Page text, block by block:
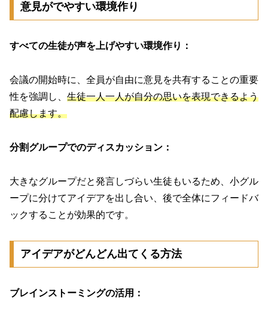
意見がでやすい環境作り
すべての生徒が声を上げやすい環境作り：
会議の開始時に、全員が自由に意見を共有することの重要
性を強調し、 生徒一人一人が自分の思いを表現できるよう
配慮します。
分割グループでのディスカッション：
大きなグループだと発言しづらい生徒もいるため、小グル
ープに分けてアイデアを出し合い、後で全体にフィードバ
ックすることが効果的です。
アイデアがどんどん出てくる方法
ブレインストーミングの活用：